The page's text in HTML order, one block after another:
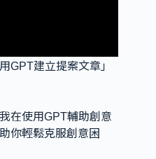
GPT建立提案文章」
在使用GPT輔助創意
你輕鬆克服創意困